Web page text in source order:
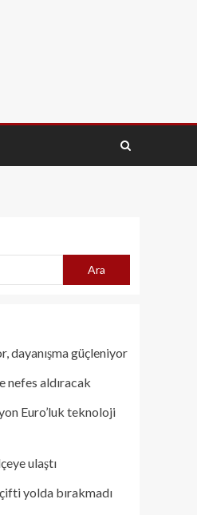
Ara
dayanışma güçleniyor
nefes aldıracak
Euro’luk teknoloji
ulaştı
yolda bırakmadı